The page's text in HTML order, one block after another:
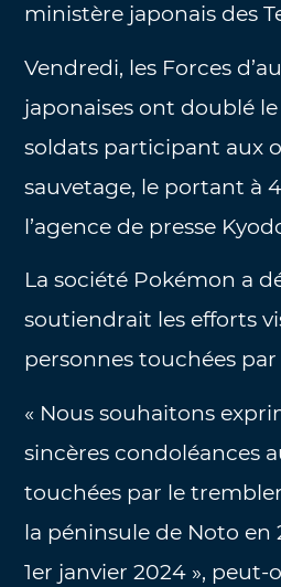
ministère japonais des
Vendredi, les Forces
japonaises ont doublé
soldats participant aux
sauvetage, le portant à
l’agence de presse
La société Pokémon a
soutiendrait les efforts
personnes touchées
« Nous souhaitons
sincères condoléances
touchées par le
la péninsule de Noto en
1er janvier 2024 », peut-